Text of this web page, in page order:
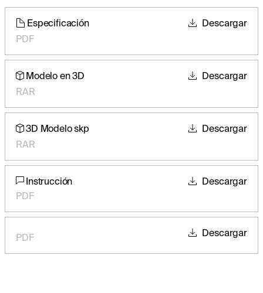
Especificación
PDF
Descargar
Modelo en 3D
RAR
Descargar
3D Modelo skp
RAR
Descargar
Instrucción
PDF
Descargar
PDF Descargar